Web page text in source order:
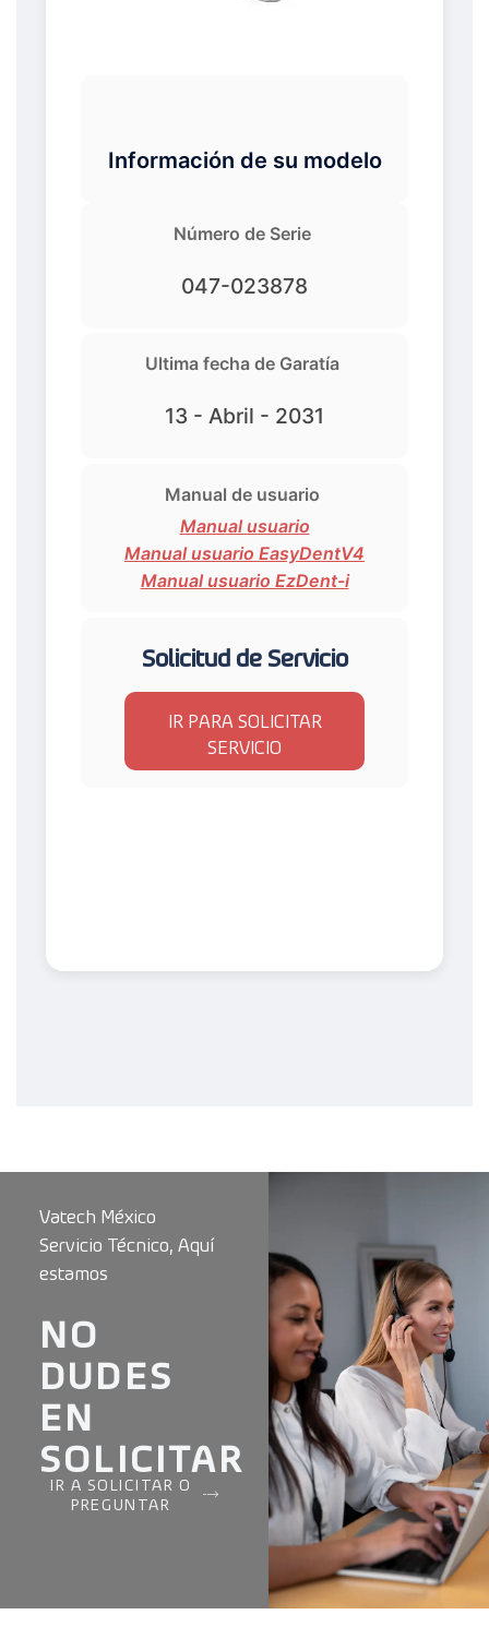
Información de su modelo
Número de Serie
047-023878
Ultima fecha de Garatía
13 - Abril - 2031
Manual de usuario
Manual usuario
Manual usuario EasyDentV4
Manual usuario EzDent-i
Solicitud de Servicio
IR PARA SOLICITAR
SERVICIO
Vatech México
Servicio Técnico, Aquí
estamos
NO
DUDES
EN
SOLICITAR
IR A SOLICITAR O
PREGUNTAR